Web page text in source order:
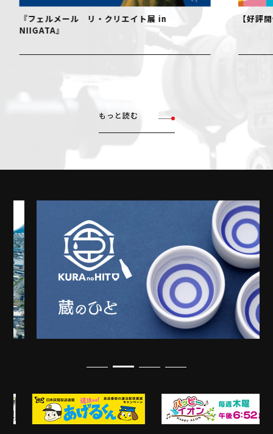
『フェルメール リ・クリエイト展 in
NIIGATA』
【好評
もっと読む